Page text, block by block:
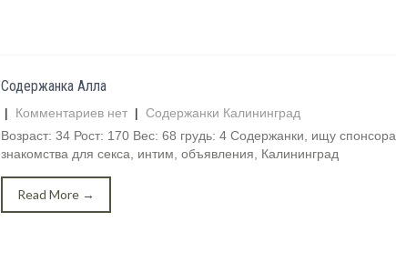
Содержанка Алла
| Комментариев нет | Содержанки Калининград
Возраст: 34 Рост: 170 Вес: 68 грудь: 4 Содержанки, ищу спонсора,
знакомства для секса, интим, объявления, Калининград
Read More →